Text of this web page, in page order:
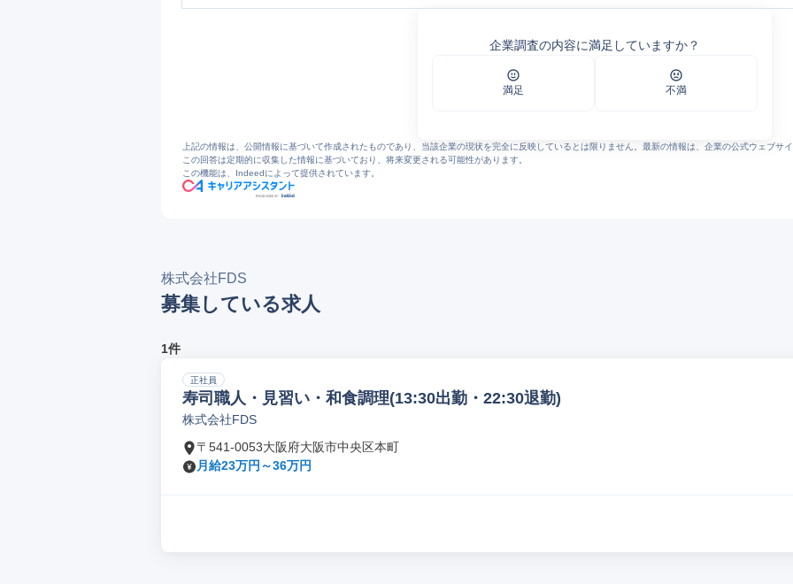
企業調査の内容に満足していますか？
満足 不満
上記の情報は、公開情報に基づいて作成されたものであり、当該企業の現状を完全に反映しているとは限りません。最新の情報は、企業の公式ウェブサ
この回答は定期的に収集した情報に基づいており、将来変更される可能性があります。
この機能は、Indeedによって提供されています。
株式会社FDS
募集している求人
1件
正社員
寿司職人・見習い・和食調理(13:30出勤・22:30退勤)
株式会社FDS
〒541-0053大阪府大阪市中央区本町
月給23万円～36万円